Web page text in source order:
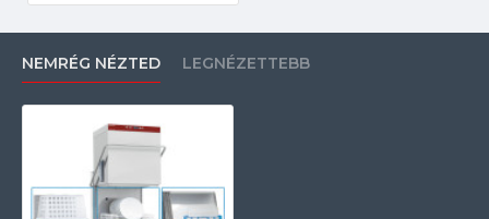
NEMRÉG NÉZTED LEGNÉZETTEBB